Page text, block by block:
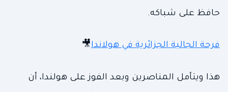
حافظ على شباكه.
فرحة الجالية الجزائرية في هولاندا🎥
هذا ويتأمل المناصرين وبعد الفوز على هولندا، أن